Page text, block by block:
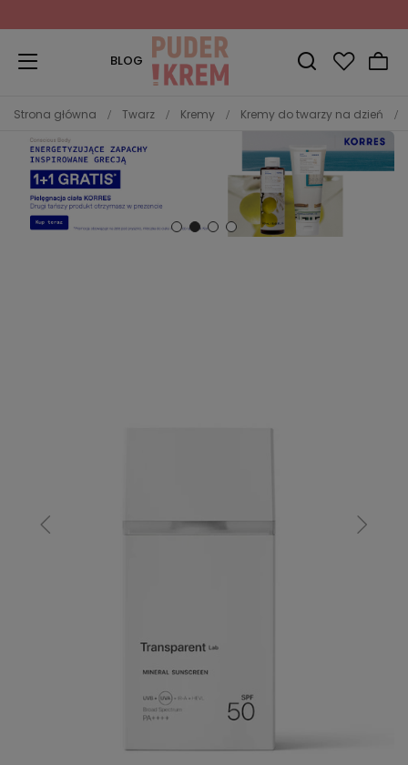
BLOG
Strona główna Twarz Kremy Kremy do twarzy na dzień